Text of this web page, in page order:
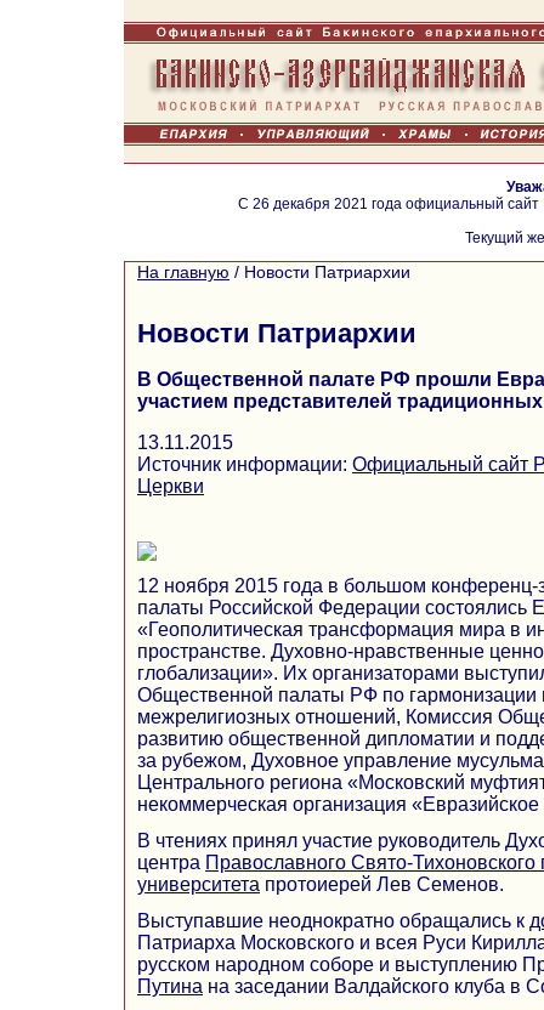
С 26 декабря 2021 года официальный
Текущий
На главную / Новости Патриархии
Новости Патриархии
В Общественной палате РФ прошли
участием представителей
13.11.2015
Источник информации: Официальный сайт
Церкви
12 ноября 2015 года в большом
палаты Российской Федерации состоялись
«Геополитическая трансформация мира в
пространстве. Духовно-нравственные
глобализации». Их организаторами
Общественной палаты РФ по
межрелигиозных отношений, Комиссия
развитию общественной дипломатии и
за рубежом, Духовное управление
Центрального региона «Московский
некоммерческая организация
В чтениях принял участие руководитель
центра Православного Свято-Тихоновского
университета протоиерей Лев Семенов.
Выступавшие неоднократно обращались к
Патриарха Московского и всея Руси
русском народном соборе и выступлению
Путина на заседании Валдайского клуба в